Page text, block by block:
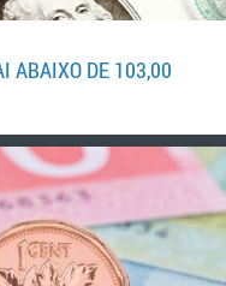
ABAIXO DE 103,00